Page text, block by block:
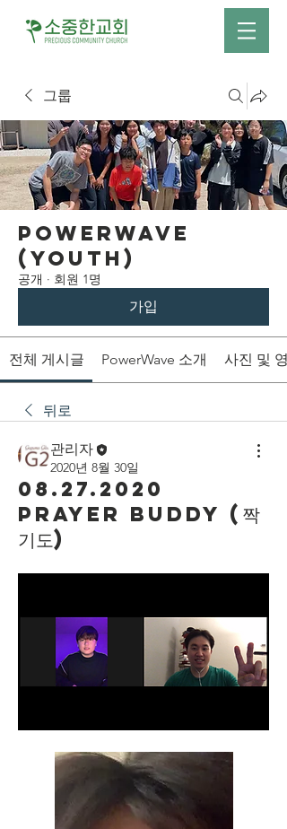
그룹
PowerWave
(Youth)
공개 · 회원 1명
가입
전체 게시글 PowerWave 소개 사진 및 영
뒤로
관리자
2020년 8월 30일
08.27.2020
PRAYER BUDDY (짝
기도)